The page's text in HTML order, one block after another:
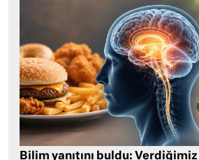
Bilim yanıtını buldu: